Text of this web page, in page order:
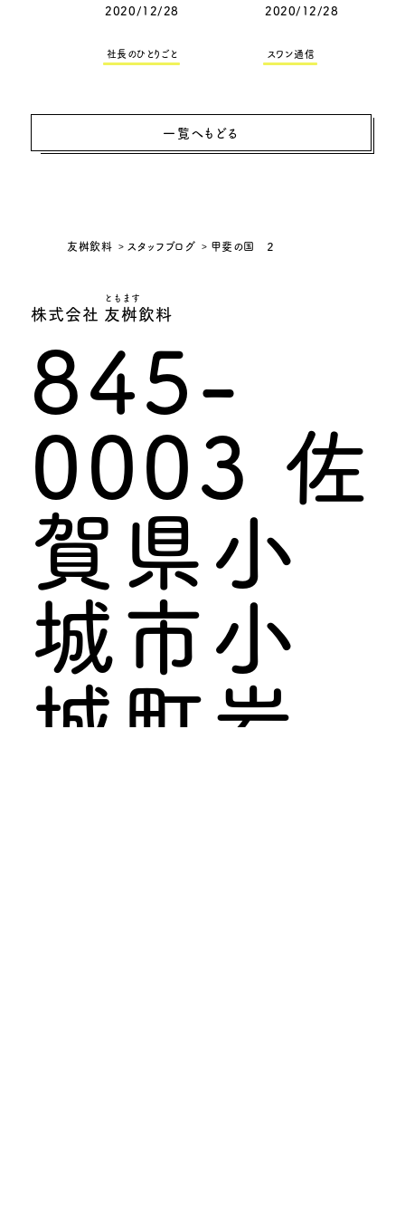
2020/12/28
社長のひとりごと
2020/12/28
スワン通信
一覧へもどる
友桝飲料 スタッフブログ 甲斐の国 ２
株式会社 友桝飲料
ともます
845-
0003 佐
賀県小
城市小
城町岩